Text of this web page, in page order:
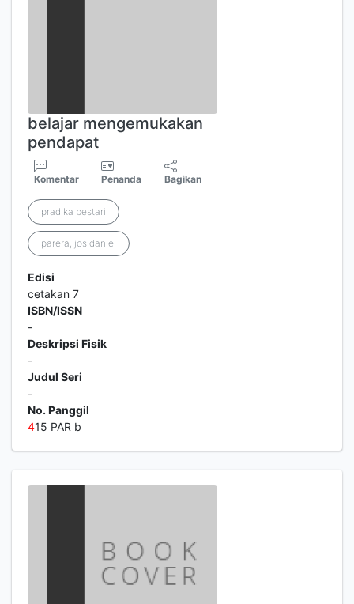
belajar mengemukakan
pendapat
Komentar Penanda Bagikan
pradika bestari
parera, jos daniel
Edisi
cetakan 7
ISBN/ISSN
-
Deskripsi Fisik
-
Judul Seri
-
No. Panggil
415 PAR b